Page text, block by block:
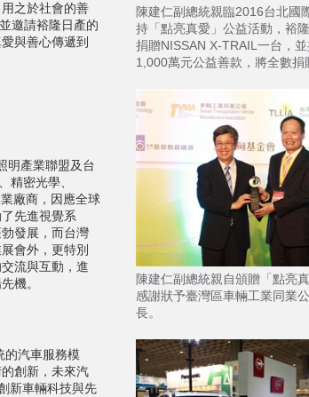
陳建仁副總統親臨2016台北國
持「點亮真愛」公益活動，裕
捐贈NISSAN X-TRAIL一台，
1,000萬元公益善款，將全數捐
陳建仁副總統親自頒贈「點亮
感謝狀予臺灣區車輛工業同業
長。
之於社會的善
邀請裕隆日產的
與善心傳遞到
產業聯盟及台
精密光學、
廠商，因應全球
先進視覺系
發展，而台灣
會外，更特別
流與互動，進
機。
汽車服務模
創新，未來汽
新車輛科技與先